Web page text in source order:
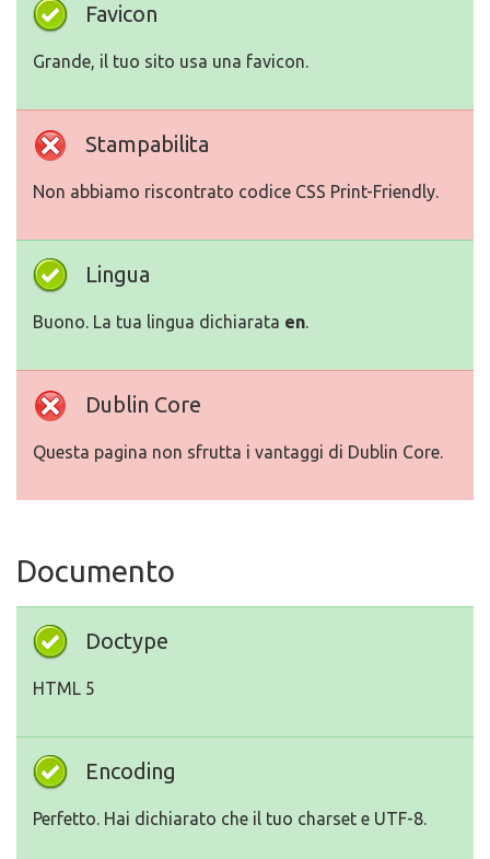
Favicon
Grande, il tuo sito usa una favicon.
Stampabilita
Non abbiamo riscontrato codice CSS Print-Friendly.
Lingua
Buono. La tua lingua dichiarata en.
Dublin Core
Questa pagina non sfrutta i vantaggi di Dublin Core.
Documento
Doctype
HTML 5
Encoding
Perfetto. Hai dichiarato che il tuo charset e UTF-8.